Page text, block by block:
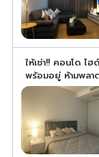
ให้เช่า!! คอนโด ไ
พร้อมอยู่ ห้ามพลา